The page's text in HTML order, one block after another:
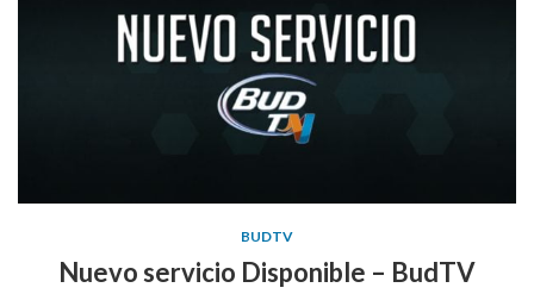
BUDTV
Nuevo servicio Disponible – BudTV